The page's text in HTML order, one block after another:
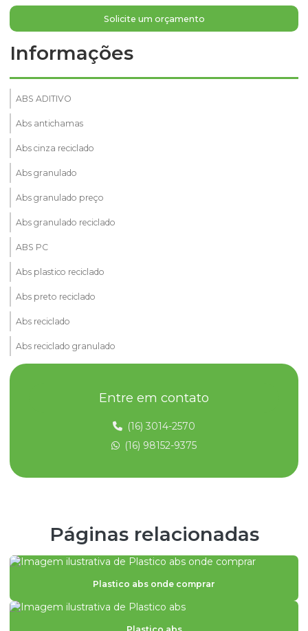
Solicite um orçamento
Informações
ABS ADITIVO
Abs antichamas
Abs cinza reciclado
Abs granulado
Abs granulado preço
Abs granulado reciclado
ABS PC
Abs plastico reciclado
Abs preto reciclado
Abs reciclado
Abs reciclado granulado
Compra de poliestireno reciclado
Fabrica de plastico abs
Fabrica de plastico pp
Entre em contato
(16) 3014-2570
(16) 98152-9375
Páginas relacionadas
Plastico abs onde comprar